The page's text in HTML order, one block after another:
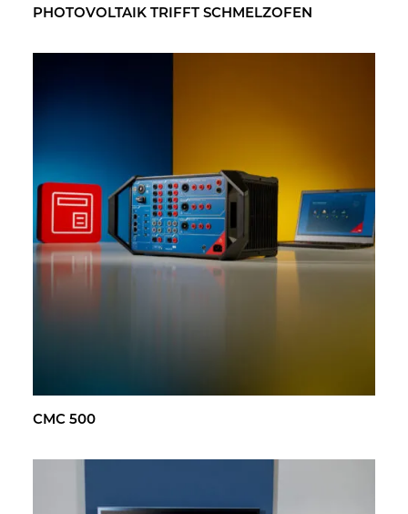
PHO­TO­VOL­TA­IK TRIFFT SCHMELZ­OFEN
CMC 500